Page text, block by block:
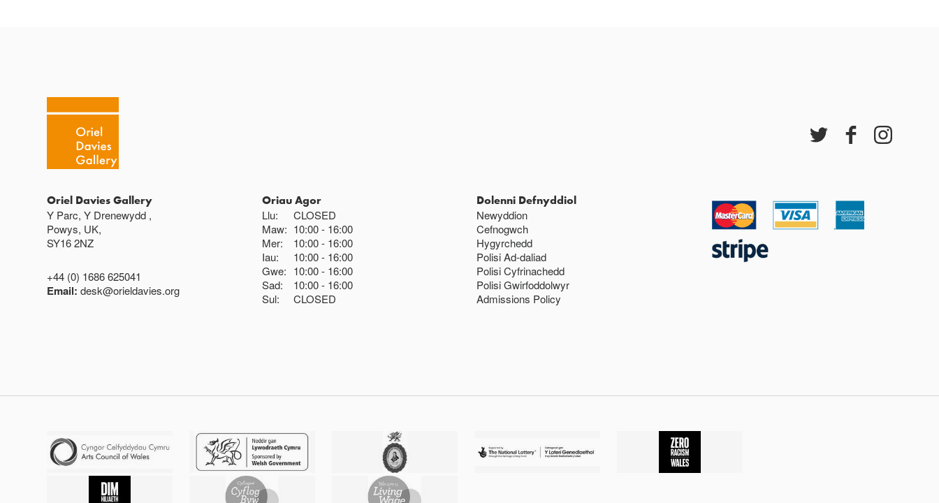
Oriel Davies Gallery
Y Parc, Y Drenewydd ,
Powys, UK,
SY16 2NZ
+44 (0) 1686 625041
Email:desk@orieldavies.org
Oriau Agor
Llu:
CLOSED
Maw: 10:00
16:00
Mer:
10:00
16:00
Iau:
10:00
16:00
Gwe: 10:00
16:00
Sad:
10:00
16:00
Sul:
CLOSED
Dolenni Defnyddiol
Newyddion
Cefnogwch
Hygyrchedd
Polisi Ad-daliad
Polisi Cyfrinachedd
Polisi Gwirfoddolwyr
Admissions Policy